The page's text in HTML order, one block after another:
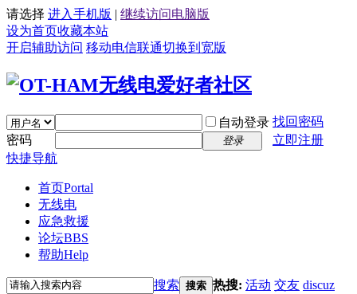
请选择 进入手机版 | 继续访问电脑版
设为首页收藏本站
开启辅助访问 移动电信联通切换到宽版
自动登录 找回密码
密码
登录
立即注册
快捷导航
首页Portal
无线电
应急救援
论坛BBS
帮助Help
搜索 搜索 热搜: 活动 交友 discuz